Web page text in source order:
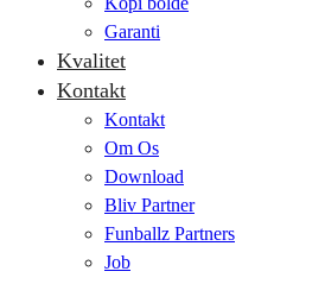
Garanti
Kvalitet
Kontakt
Kontakt
Om Os
Download
Bliv Partner
Funballz Partners
Job